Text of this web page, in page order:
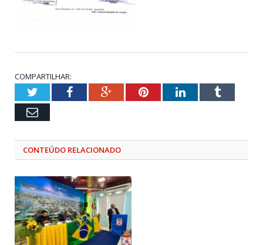
COMPARTILHAR:
TwitterFacebookGoogle+PinterestLinkedInTumblr
Email
CONTEÚDO RELACIONADO